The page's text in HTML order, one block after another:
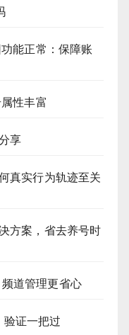
能正常：保障账
性丰富
享
真实行为轨迹至关
方案，省去养号时
道管理更省心
证一把过